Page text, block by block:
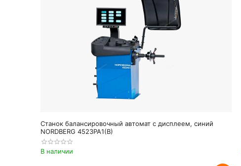
Станок балансировочный автомат с дисплеем, синий
NORDBERG 4523PA1(B)
В наличии